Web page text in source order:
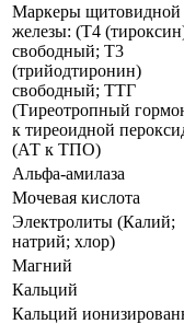
Маркеры щитовидной
железы: (Т4
свободный; Т3
(трийодтиронин)
свободный; ТТГ
(Тиреотропный
к тиреоидной
(АТ к ТПО)
Альфа-амилаза
Мочевая кислота
Электролиты (Калий;
натрий; хлор)
Магний
Кальций
Кальций